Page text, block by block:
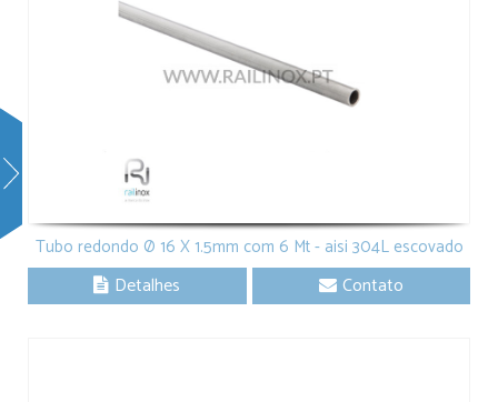
Tubo redondo Ø 16 X 1.5mm com 6 Mt - aisi 304L escovado
Detalhes Contato